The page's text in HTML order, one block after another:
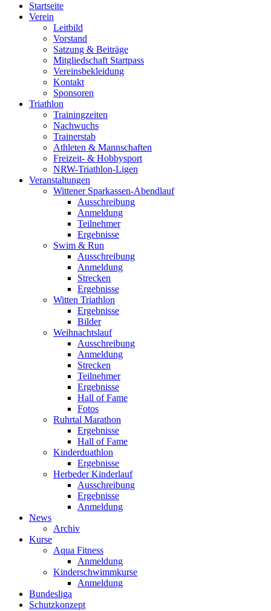
Startseite
Verein
Leitbild
Vorstand
Satzung & Beiträge
Mitgliedschaft Startpass
Vereinsbekleidung
Kontakt
Sponsoren
Triathlon
Trainingzeiten
Nachwuchs
Trainerstab
Athleten & Mannschaften
Freizeit- & Hobbysport
NRW-Triathlon-Ligen
Veranstaltungen
Wittener Sparkassen-Abendlauf
Ausschreibung
Anmeldung
Teilnehmer
Ergebnisse
Swim & Run
Ausschreibung
Anmeldung
Strecken
Ergebnisse
Witten Triathlon
Ergebnisse
Bilder
Weihnachtslauf
Ausschreibung
Anmeldung
Strecken
Teilnehmer
Ergebnisse
Hall of Fame
Fotos
Ruhrtal Marathon
Ergebnisse
Hall of Fame
Kinderduathlon
Ergebnisse
Herbeder Kinderlauf
Ausschreibung
Ergebnisse
Anmeldung
News
Archiv
Kurse
Aqua Fitness
Anmeldung
Kinderschwimmkurse
Anmeldung
Bundesliga
Schutzkonzept